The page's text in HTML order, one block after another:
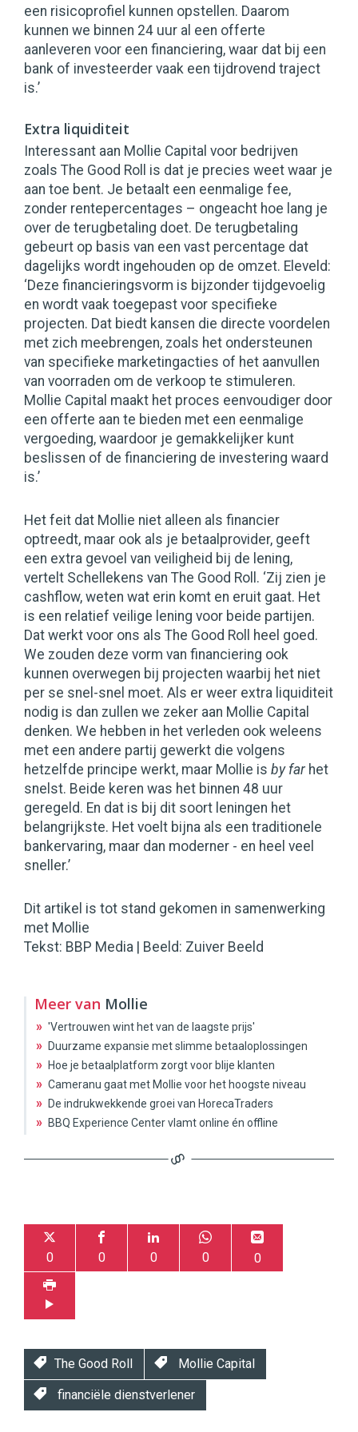
een risicoprofiel kunnen opstellen. Daarom
kunnen we binnen 24 uur al een offerte
aanleveren voor een financiering, waar dat bij een
bank of investeerder vaak een tijdrovend traject
is.’
Extra liquiditeit
Interessant aan Mollie Capital voor bedrijven
zoals The Good Roll is dat je precies weet waar je
aan toe bent. Je betaalt een eenmalige fee,
zonder rentepercentages – ongeacht hoe lang je
over de terugbetaling doet. De terugbetaling
gebeurt op basis van een vast percentage dat
dagelijks wordt ingehouden op de omzet. Eleveld:
‘Deze financieringsvorm is bijzonder tijdgevoelig
en wordt vaak toegepast voor specifieke
projecten. Dat biedt kansen die directe voordelen
met zich meebrengen, zoals het ondersteunen
van specifieke marketingacties of het aanvullen
van voorraden om de verkoop te stimuleren.
Mollie Capital maakt het proces eenvoudiger door
een offerte aan te bieden met een eenmalige
vergoeding, waardoor je gemakkelijker kunt
beslissen of de financiering de investering waard
is.’
Het feit dat Mollie niet alleen als financier
optreedt, maar ook als je betaalprovider, geeft
een extra gevoel van veiligheid bij de lening,
vertelt Schellekens van The Good Roll. ‘Zij zien je
cashflow, weten wat erin komt en eruit gaat. Het
is een relatief veilige lening voor beide partijen.
Dat werkt voor ons als The Good Roll heel goed.
We zouden deze vorm van financiering ook
kunnen overwegen bij projecten waarbij het niet
per se snel-snel moet. Als er weer extra liquiditeit
nodig is dan zullen we zeker aan Mollie Capital
denken. We hebben in het verleden ook weleens
met een andere partij gewerkt die volgens
hetzelfde principe werkt, maar Mollie is by far het
snelst. Beide keren was het binnen 48 uur
geregeld. En dat is bij dit soort leningen het
belangrijkste. Het voelt bijna als een traditionele
bankervaring, maar dan moderner - en heel veel
sneller.’
Dit artikel is tot stand gekomen in samenwerking
met Mollie
Tekst: BBP Media | Beeld: Zuiver Beeld
Meer van Mollie
» 'Vertrouwen wint het van de laagste prijs'
» Duurzame expansie met slimme betaaloplossingen
» Hoe je betaalplatform zorgt voor blije klanten
» Cameranu gaat met Mollie voor het hoogste niveau
» De indrukwekkende groei van HorecaTraders
» BBQ Experience Center vlamt online én offline
0 0 0 0 0
The Good Roll Mollie Capital
financiële dienstverlener